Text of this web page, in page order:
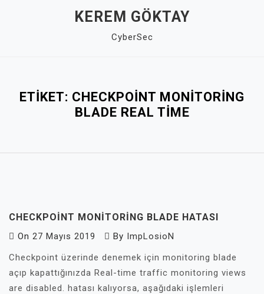
KEREM GÖKTAY
CyberSec
ETIKET: CHECKPOINT MONITORING
BLADE REAL TIME
CHECKPOINT MONITORING BLADE HATASI
On 27 Mayıs 2019 By ImpLosioN
Checkpoint üzerinde denemek için monitoring blade
açıp kapattığınızda Real-time traffic monitoring views
are disabled. hatası kalıyorsa, aşağıdaki işlemleri